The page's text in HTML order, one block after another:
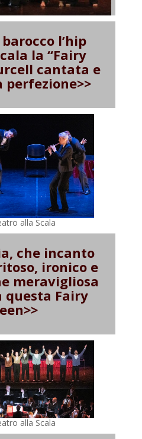
barocco l’hip
la “Fairy
cantata e
alla Scala
che incanto
ironico e
meravigliosa
questa Fairy
alla Scala